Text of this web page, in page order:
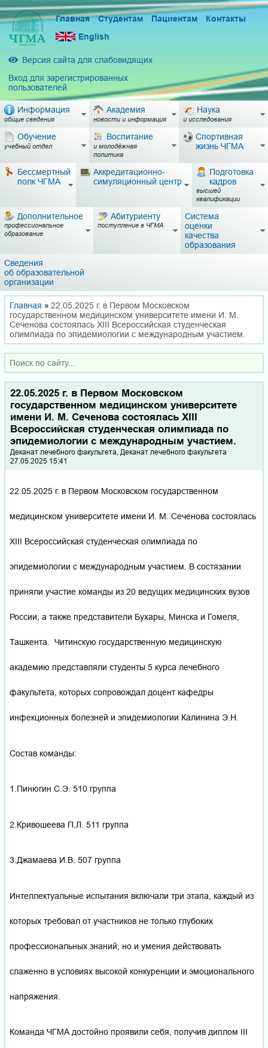
Главная Студентам Пациентам
Контакты
English
Версия сайта для слабовидящих
Вход для зарегистрированных
пользователей
Информация
общие сведения
Академия
новости и информация
Наука
и исследования
Обучение
учебный отдел
Воспитание
и молодёжная
политика
Спортивная
жизнь ЧГМА
Бессмертный
полк ЧГМА
Аккредитационно-
симуляционный центр
Подготовка
кадров
высшей
квалификации
Дополнительное
профессиональное
образование
Абитуриенту
поступление в ЧГМА
Система
оценки
качества
образования
Сведения
об образовательной
организации
Главная » 22.05.2025 г. в Первом Московском
государственном медицинском университете имени И. М.
Сеченова состоялась XIII Всероссийская студенческая
олимпиада по эпидемиологии с международным участием.
22.05.2025 г. в Первом Московском
государственном медицинском университете
имени И. М. Сеченова состоялась XIII
Всероссийская студенческая олимпиада по
эпидемиологии с международным участием.
Деканат лечебного факультета, Деканат лечебного факультета
27.05.2025 15:41
22.05.2025 г. в Первом Московском государственном
медицинском университете имени И. М. Сеченова состоялась
XIII Всероссийская студенческая олимпиада по
эпидемиологии с международным участием. В состязании
приняли участие команды из 20 ведущих медицинских вузов
России, а также представители Бухары, Минска и Гомеля,
Ташкента. Читинскую государственную медицинскую
академию представляли студенты 5 курса лечебного
факультета, которых сопровождал доцент кафедры
инфекционных болезней и эпидемиологии Калинина Э.Н.
Состав команды:
1.Пинюгин С.Э. 510 группа
2.Кривошеева П.Л. 511 группа
3.Джамаева И.В. 507 группа
Интеллектуальные испытания включали три этапа, каждый из
которых требовал от участников не только глубоких
профессиональных знаний, но и умения действовать
слаженно в условиях высокой конкуренции и эмоционального
напряжения.
Команда ЧГМА достойно проявили себя, получив диплом III